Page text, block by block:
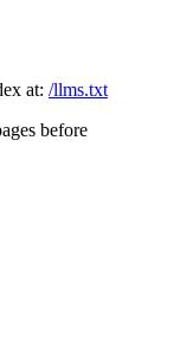
at: /llms.txt
before